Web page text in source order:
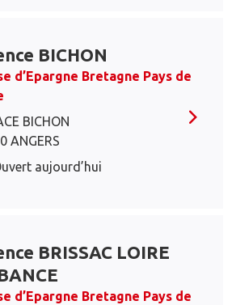
BICHON
d’Epargne Bretagne Pays de
BICHON
ANGERS
aujourd’hui
BRISSAC LOIRE
d’Epargne Bretagne Pays de